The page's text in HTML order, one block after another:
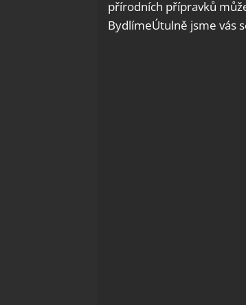
přírodních přípravků
BydlímeÚtulně jsme vás